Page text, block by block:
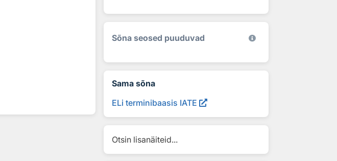
Sõna seosed puuduvad
Sama sõna
ELi terminibaasis IATE
Otsin lisanäiteid...